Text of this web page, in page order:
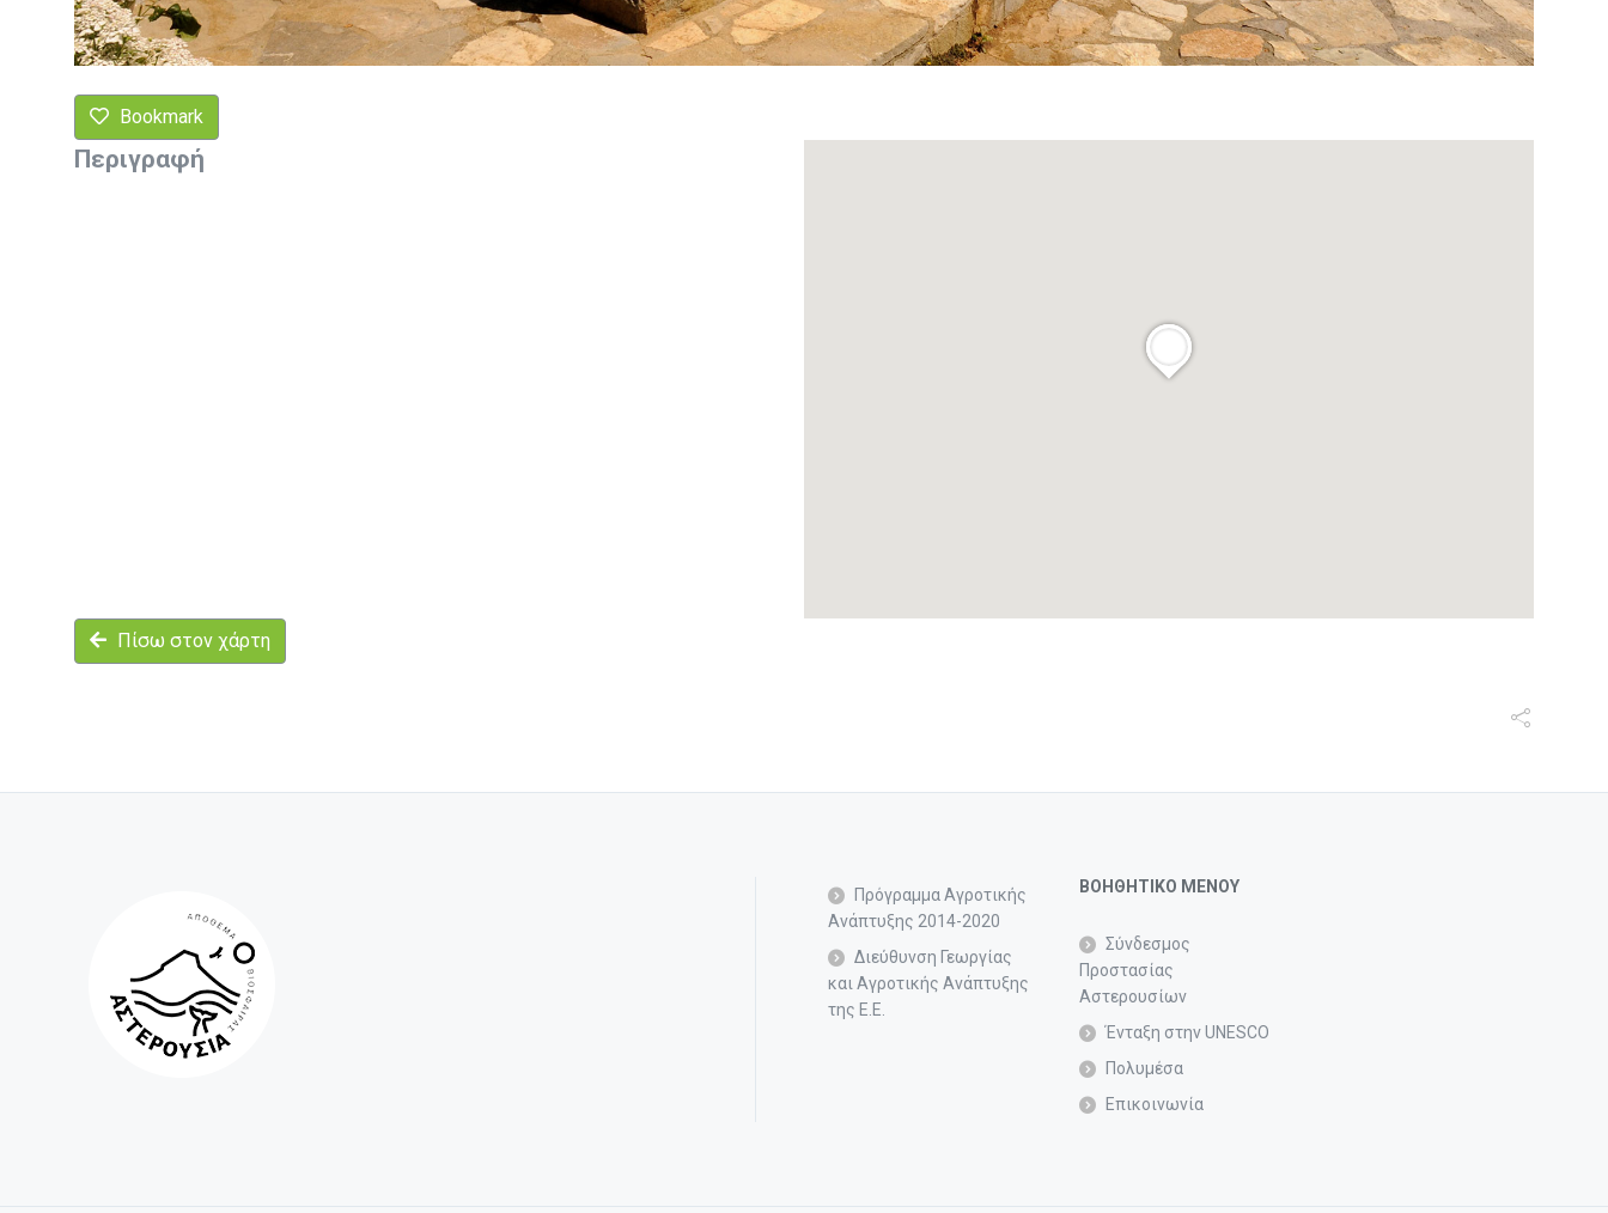
Bookmark
Περιγραφή
Πίσω στον χάρτη
Πρόγραμμα Αγροτικής
Ανάπτυξης 2014-2020
Διεύθυνση Γεωργίας
και Αγροτικής Ανάπτυξης
της Ε.Ε.
ΒΟΗΘΗΤΙΚΟ ΜΕΝΟΥ
Σύνδεσμος
Προστασίας
Αστερουσίων
Ένταξη στην UNESCO
Πολυμέσα
Επικοινωνία